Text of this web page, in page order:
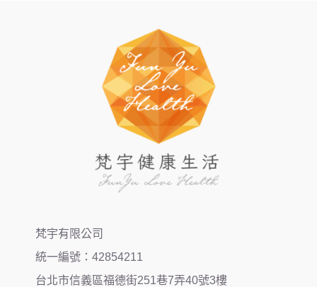
梵宇有限公司
統一編號：42854211
台北市信義區福德街251巷7弄40號3樓